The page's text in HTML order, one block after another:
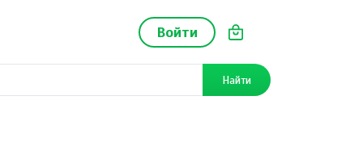
Войти
Найти